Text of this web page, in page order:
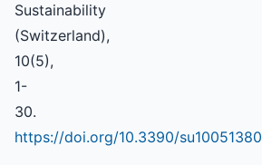
Sustainability
(Switzerland),
10(5),
1-
30.
https://doi.org/10.3390/su10051380